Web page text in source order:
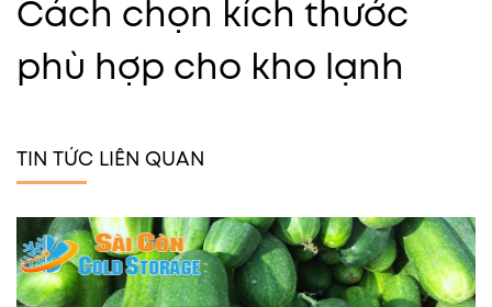
Cách chọn kích thước
phù hợp cho kho lạnh
TIN TỨC LIÊN QUAN